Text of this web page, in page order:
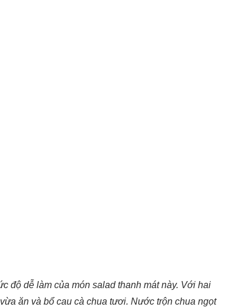
độ dễ làm của món salad thanh mát này. Với hai
ăn và bổ cau cà chua tươi. Nước trộn chua ngọt